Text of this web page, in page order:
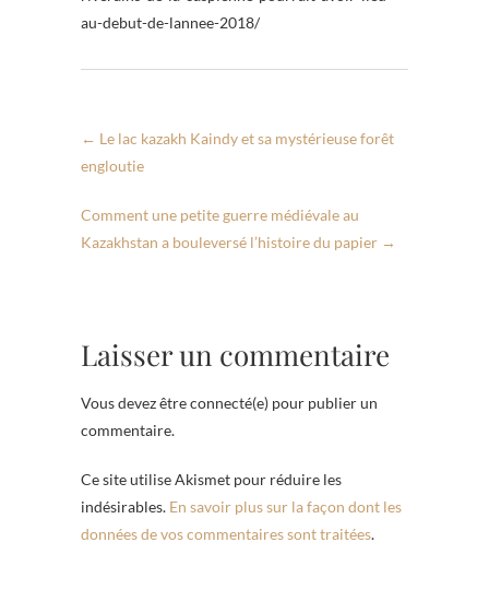
au-debut-de-lannee-2018/
← Le lac kazakh Kaindy et sa mystérieuse forêt
engloutie
Comment une petite guerre médiévale au
Kazakhstan a bouleversé l’histoire du papier →
Laisser un commentaire
Vous devez être connecté(e) pour publier un
commentaire.
Ce site utilise Akismet pour réduire les
indésirables. En savoir plus sur la façon dont les
données de vos commentaires sont traitées.